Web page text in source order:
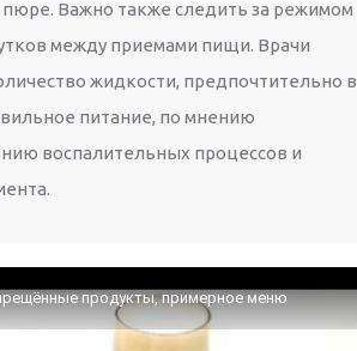
Важно также следить за режимом
между приемами пищи. Врачи
жидкости, предпочтительно в
питание, по мнению
воспалительных процессов и
продукты, примерное меню